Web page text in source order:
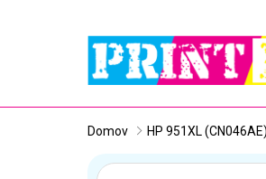
Domov HP 951XL